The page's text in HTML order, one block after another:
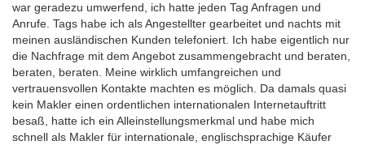
war geradezu umwerfend, ich hatte jeden Tag Anfragen und
Anrufe. Tags habe ich als Angestellter gearbeitet und nachts mit
meinen ausländischen Kunden telefoniert. Ich habe eigentlich nur
die Nachfrage mit dem Angebot zusammengebracht und beraten,
beraten, beraten. Meine wirklich umfangreichen und
vertrauensvollen Kontakte machten es möglich. Da damals quasi
kein Makler einen ordentlichen internationalen Internetauftritt
besaß, hatte ich ein Alleinstellungsmerkmal und habe mich
schnell als Makler für internationale, englischsprachige Käufer